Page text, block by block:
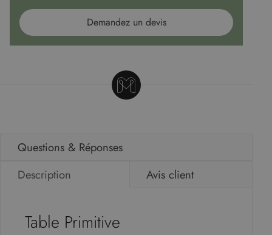
Demandez un devis
Description Avis client
Questions & Réponses
Table Primitive